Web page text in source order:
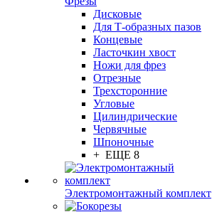
Дисковые
Для Т-образных пазов
Концевые
Ласточкин хвост
Ножи для фрез
Отрезные
Трехсторонние
Угловые
Цилиндрические
Червячные
Шпоночные
+ ЕЩЕ 8
Электромонтажный комплект